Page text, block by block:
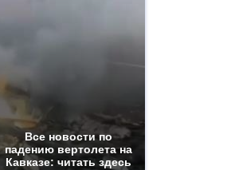
Все новости по
падению вертолета на
Кавказе: читать здесь